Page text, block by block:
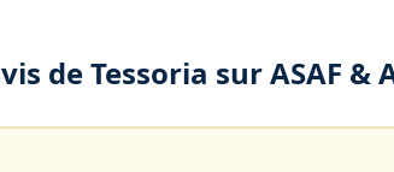
de Tessoria surASAF &